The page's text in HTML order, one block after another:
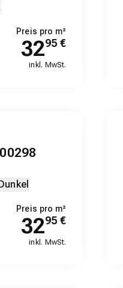
Preis pro m²
3295 €
inkl. MwSt.
Preis pro m²
3295 €
inkl. MwSt.